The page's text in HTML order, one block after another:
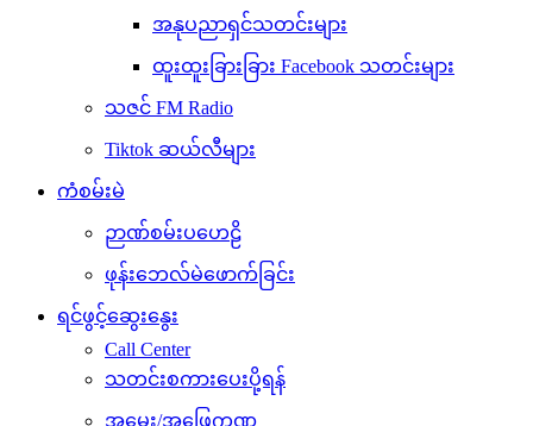
အနုပညာရှင်သတင်းများ
ထူးထူးခြားခြား Facebook သတင်းများ
သဇင် FM Radio
Tiktok ဆယ်လီများ
ကံစမ်းမဲ
ဉာဏ်စမ်းပဟေဠိ
ဖုန်းဘေလ်မဲဖောက်ခြင်း
ရင်ဖွင့်ဆွေးနွေး
Call Center
သတင်းစကားပေးပို့ရန်
အမေး/အဖြေကဏ္ဍ